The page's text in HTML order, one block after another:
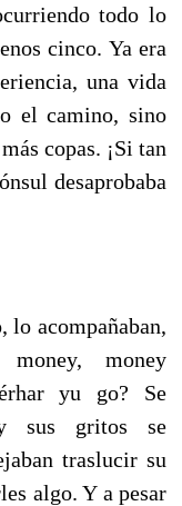
todo lo
cinco. Ya era
una vida
el camino, sino
copas. ¡Si tan
desaprobaba
acompañaban,
money
yu go? Se
sus gritos se
traslucir su
algo. Y a pesar